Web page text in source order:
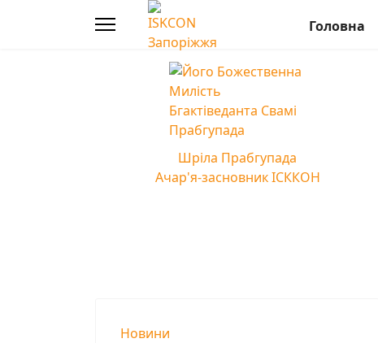
Головна
Шріла Прабгупада
Ачар'я-засновник ІСККОН
Новини